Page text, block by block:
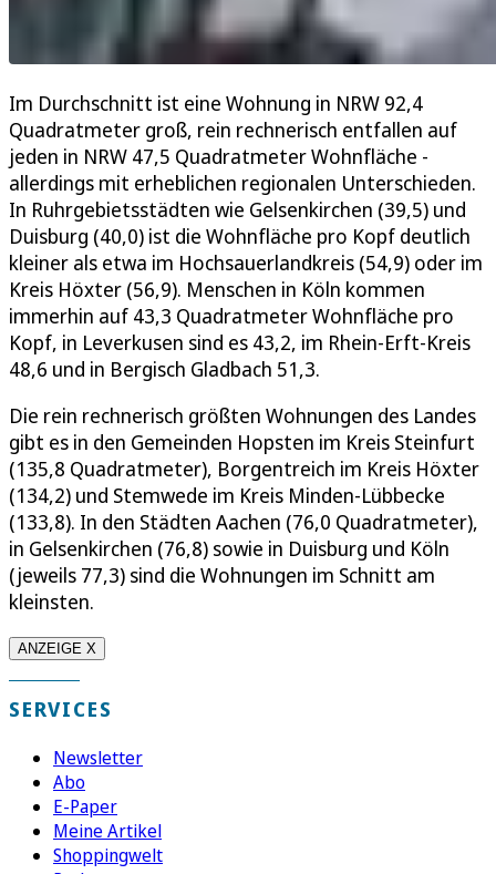
Im Durchschnitt ist eine Wohnung in NRW 92,4
Quadratmeter groß, rein rechnerisch entfallen auf
jeden in NRW 47,5 Quadratmeter Wohnfläche -
allerdings mit erheblichen regionalen Unterschieden.
In Ruhrgebietsstädten wie Gelsenkirchen (39,5) und
Duisburg (40,0) ist die Wohnfläche pro Kopf deutlich
kleiner als etwa im Hochsauerlandkreis (54,9) oder im
Kreis Höxter (56,9). Menschen in Köln kommen
immerhin auf 43,3 Quadratmeter Wohnfläche pro
Kopf, in Leverkusen sind es 43,2, im Rhein-Erft-Kreis
48,6 und in Bergisch Gladbach 51,3.
Die rein rechnerisch größten Wohnungen des Landes
gibt es in den Gemeinden Hopsten im Kreis Steinfurt
(135,8 Quadratmeter), Borgentreich im Kreis Höxter
(134,2) und Stemwede im Kreis Minden-Lübbecke
(133,8). In den Städten Aachen (76,0 Quadratmeter),
in Gelsenkirchen (76,8) sowie in Duisburg und Köln
(jeweils 77,3) sind die Wohnungen im Schnitt am
kleinsten.
ANZEIGE X
SERVICES
Newsletter
Abo
E-Paper
Meine Artikel
Shoppingwelt